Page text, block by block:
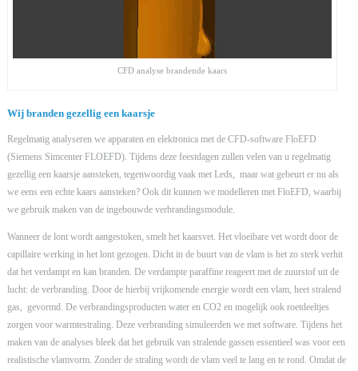
CFD analyse brandende kaars
Wij branden gezellig een kaarsje
Regelmatig analyseren we apparaten en elektronica met de CFD-software FloEFD
(Siemens Simcenter FLOEFD). Tijdens deze feestdagen zullen velen van u regelmatig
gezellig een kaarsje aansteken, tegenwoordig vaak met Leds, maar wat gebeurt er nu als
we eens een echte kaars aansteken? Ook dit kunnen we modelleren met FloEFD, waarbij
we gebruik maken van de ingebouwde verbrandingsmodule.
Wanneer de lont wordt aangestoken, smelt het kaarsvet. Het vloeibare vet wordt door de
capillaire werking in het lont gezogen. Dicht in de buurt van de vlam is het zo sterk verhit
dat het verdampt en kan branden. De verdampte paraffine reageert met de zuurstof uit de
lucht: de verbranding. Door de hierbij vrijkomende energie wordt een vlam, heet stralend
gas, gevormd. De verbrandingsproducten water en CO2 en mogelijk ook roetdeeltjes
zorgen voor warmtestraling. Deze verbranding simuleerden we met software. Tijdens het
maken van de analyses bleek dat het gebruik van stralende gassen essentieel was voor een
realistische vlamvorm. Zonder de straling wordt de vlam veel te lang en te rond. Omdat de